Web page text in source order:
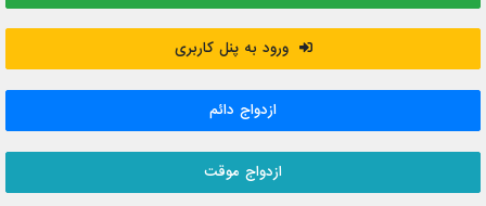
ورود به پنل کاربری
ازدواج دائم
ازدواج موقت